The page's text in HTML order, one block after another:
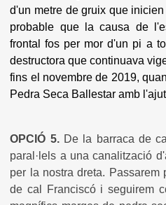
d'un metre de gruix que
probable que la causa de
frontal fos per mor d'un pi a
destructora que continuava
fins el novembre de 2019,
Pedra Seca Ballestar amb
OPCIÓ 5. De la barraca de
paral·lels a una canalització
per la nostra dreta. Passarem
de cal Franciscó i seguirem